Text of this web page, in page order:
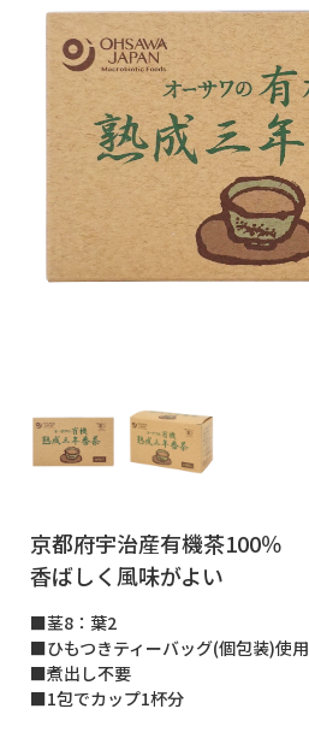
京都府宇治産有機茶100％
香ばしく風味がよい
■茎8：葉2
■ひもつきティーバッグ(個包装)使用
■煮出し不要
■1包でカップ1杯分